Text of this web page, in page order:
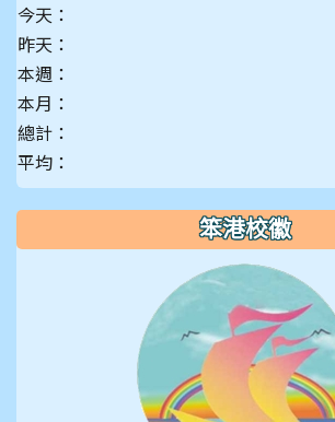
今天：
昨天：
本週：
本月：
總計：
平均：
笨港校徽